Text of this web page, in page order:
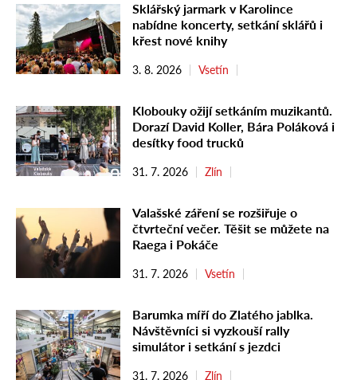
Sklářský jarmark v Karolince
nabídne koncerty, setkání sklářů i
křest nové knihy
3. 8. 2026 Vsetín
Klobouky ožijí setkáním muzikantů.
Dorazí David Koller, Bára Poláková i
desítky food trucků
31. 7. 2026 Zlín
Valašské záření se rozšiřuje o
čtvrteční večer. Těšit se můžete na
Raega i Pokáče
31. 7. 2026 Vsetín
Barumka míří do Zlatého jablka.
Návštěvníci si vyzkouší rally
simulátor i setkání s jezdci
31. 7. 2026 Zlín